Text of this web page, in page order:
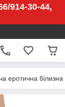
914-30-44,
еротична білизна